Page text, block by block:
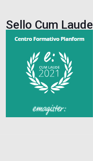
Sello Cum Laude